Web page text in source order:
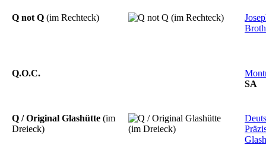
Q not Q (im Rechteck)
Q.O.C.
SA
Q / Original Glashütte (im
Dreieck)